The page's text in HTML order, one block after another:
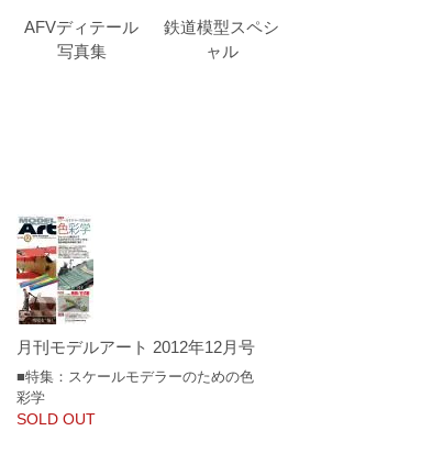
AFVディテール
写真集
鉄道模型スペシ
ャル
月刊モデルアート 2012年12月号
■特集：スケールモデラーのための色
彩学
SOLD OUT